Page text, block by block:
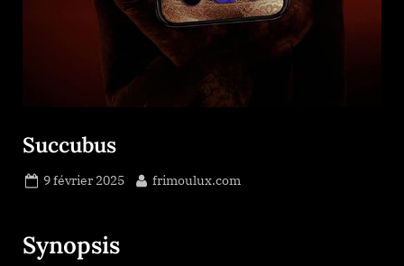
Succubus
Posted
9 février 2025 By
frimoulux.com
Synopsis